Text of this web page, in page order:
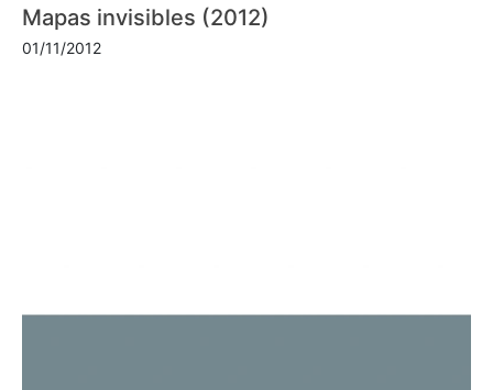
Mapas invisibles (2012)
01/11/2012